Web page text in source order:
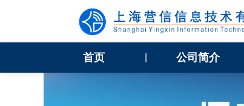
首页 公司简介